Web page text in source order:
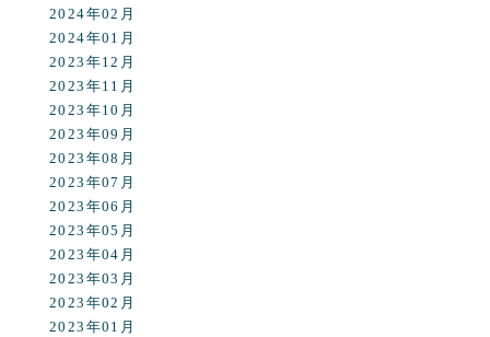
2024年02月
2024年01月
2023年12月
2023年11月
2023年10月
2023年09月
2023年08月
2023年07月
2023年06月
2023年05月
2023年04月
2023年03月
2023年02月
2023年01月